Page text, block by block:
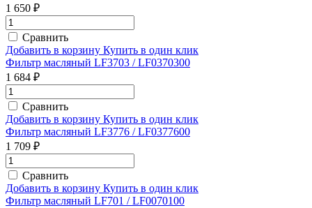
1 650 ₽
Сравнить
Добавить в корзину Купить в один клик
Фильтр масляный LF3703 / LF0370300
1 684 ₽
Сравнить
Добавить в корзину Купить в один клик
Фильтр масляный LF3776 / LF0377600
1 709 ₽
Сравнить
Добавить в корзину Купить в один клик
Фильтр масляный LF701 / LF0070100